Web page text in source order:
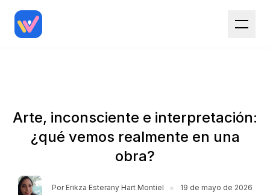
Arte, inconsciente e interpretación:
¿qué vemos realmente en una
obra?
Por Erikza Esterany Hart Montiel • 19 de mayo de 2026